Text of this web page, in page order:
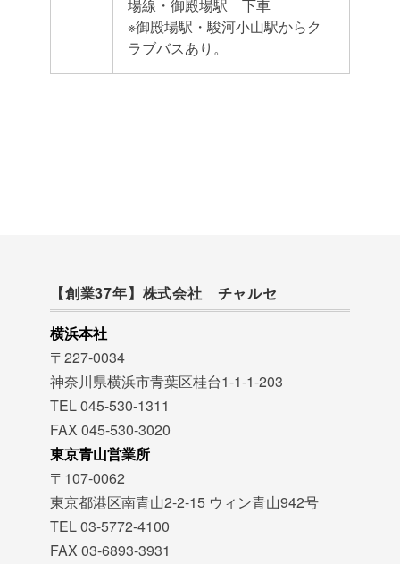
場線・御殿場駅 下車
※御殿場駅・駿河小山駅からク
ラブバスあり。
【創業37年】株式会社 チャルセ
横浜本社
〒227-0034
神奈川県横浜市青葉区桂台1-1-1-203
TEL 045-530-1311
FAX 045-530-3020
東京青山営業所
〒107-0062
東京都港区南青山2-2-15 ウィン青山942号
TEL 03-5772-4100
FAX 03-6893-3931